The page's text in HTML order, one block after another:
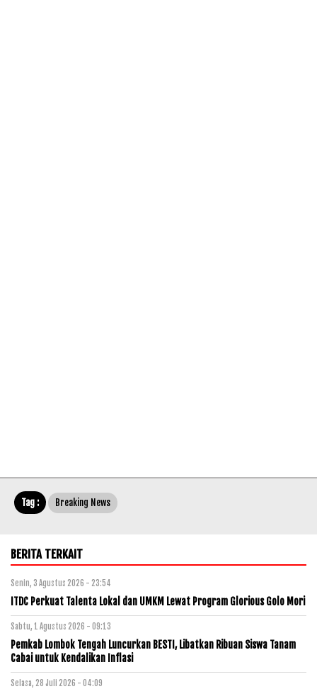
Tag : Breaking News
BERITA TERKAIT
Senin, 3 Agustus 2026 - 23:54
ITDC Perkuat Talenta Lokal dan UMKM Lewat Program Glorious Golo Mori
Sabtu, 1 Agustus 2026 - 09:13
Pemkab Lombok Tengah Luncurkan BESTI, Libatkan Ribuan Siswa Tanam
Cabai untuk Kendalikan Inflasi
Selasa, 28 Juli 2026 - 04:09